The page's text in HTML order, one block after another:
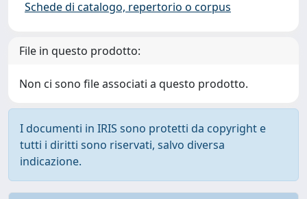
Schede di catalogo, repertorio o corpus
File in questo prodotto:
Non ci sono file associati a questo prodotto.
I documenti in IRIS sono protetti da copyright e
tutti i diritti sono riservati, salvo diversa
indicazione.